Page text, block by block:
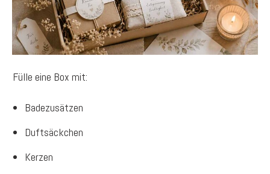
Fülle eine Box mit:
Badezusätzen
Duftsäckchen
Kerzen